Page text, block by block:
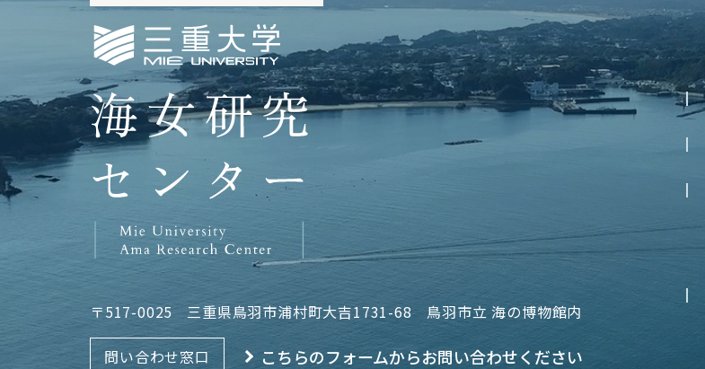
〒517-0025 三重県鳥羽市浦村町大吉1731-68 鳥羽市立 海の博物館内
問い合わせ窓口 こちらのフォームからお問い合わせください